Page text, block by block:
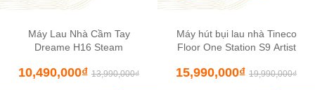
Máy Lau Nhà Cầm Tay
Dreame H16 Steam
10,490,000₫ 13,990,000₫
Máy hút bụi lau nhà Tineco
Floor One Station S9 Artist
15,990,000₫ 19,990,000₫